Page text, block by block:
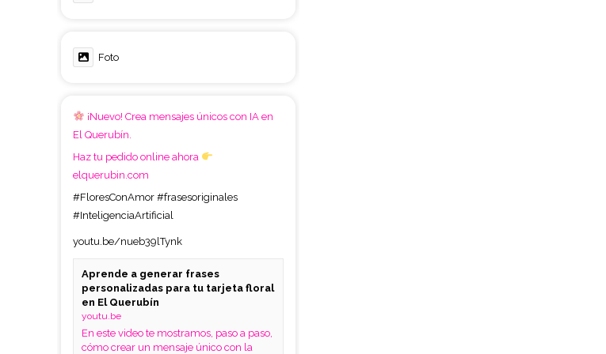
Foto
¡Nuevo! Crea mensajes únicos con IA en
El Querubín.
Haz tu pedido online ahora
elquerubin.com
#FloresConAmor #frasesoriginales
#InteligenciaArtificial
youtu.be/nueb39lTynk
Aprende a generar frases
personalizadas para tu tarjeta floral
en El Querubín
youtu.be
En este video te mostramos, paso a paso,
cómo crear un mensaje único con la